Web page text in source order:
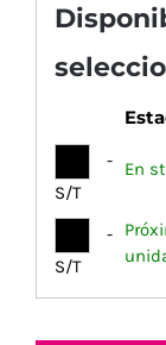
-
S/T
En
-
S/T